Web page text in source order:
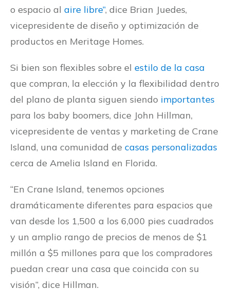
o espacio al aire libre”, dice Brian Juedes,
vicepresidente de diseño y optimización de
productos en Meritage Homes.
Si bien son flexibles sobre el estilo de la casa
que compran, la elección y la flexibilidad dentro
del plano de planta siguen siendo importantes
para los baby boomers, dice John Hillman,
vicepresidente de ventas y marketing de Crane
Island, una comunidad de casas personalizadas
cerca de Amelia Island en Florida.
“En Crane Island, tenemos opciones
dramáticamente diferentes para espacios que
van desde los 1,500 a los 6,000 pies cuadrados
y un amplio rango de precios de menos de $1
millón a $5 millones para que los compradores
puedan crear una casa que coincida con su
visión”, dice Hillman.